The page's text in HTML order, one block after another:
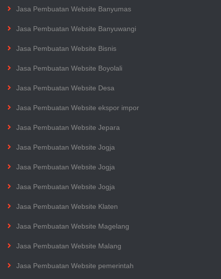
Jasa Pembuatan Website Banyumas
Jasa Pembuatan Website Banyuwangi
Jasa Pembuatan Website Bisnis
Jasa Pembuatan Website Boyolali
Jasa Pembuatan Website Desa
Jasa Pembuatan Website ekspor impor
Jasa Pembuatan Website Jepara
Jasa Pembuatan Website Jogja
Jasa Pembuatan Website Jogja
Jasa Pembuatan Website Jogja
Jasa Pembuatan Website Klaten
Jasa Pembuatan Website Magelang
Jasa Pembuatan Website Malang
Jasa Pembuatan Website pemerintah